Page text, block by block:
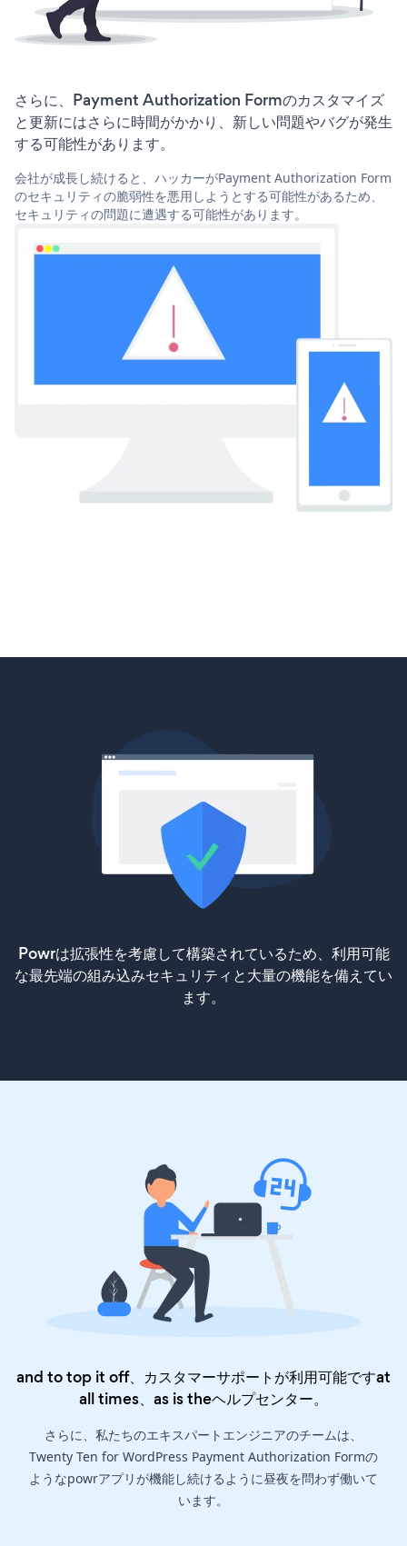
さらに、Payment Authorization Formのカスタマイズ
と更新にはさらに時間がかかり、新しい問題やバグが発生
する可能性があります。
会社が成長し続けると、ハッカーがPayment Authorization Form
のセキュリティの脆弱性を悪用しようとする可能性があるため、
セキュリティの問題に遭遇する可能性があります。
Powrは拡張性を考慮して構築されているため、利用可能
な最先端の組み込みセキュリティと大量の機能を備えてい
ます。
and to top it off、カスタマーサポートが利用可能ですat
all times、as is theヘルプセンター。
さらに、私たちのエキスパートエンジニアのチームは、
Twenty Ten for WordPress Payment Authorization Formの
ようなpowrアプリが機能し続けるように昼夜を問わず働いて
います。